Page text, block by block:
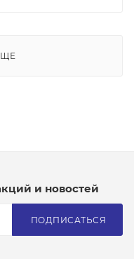
и новостей
ПОДПИСАТЬСЯ